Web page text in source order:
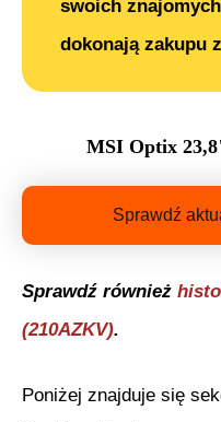
swoich
dokonają zakupu
MSI Optix
Sprawdź
Sprawdź również
(210AZKV).
Poniżej znajduje się